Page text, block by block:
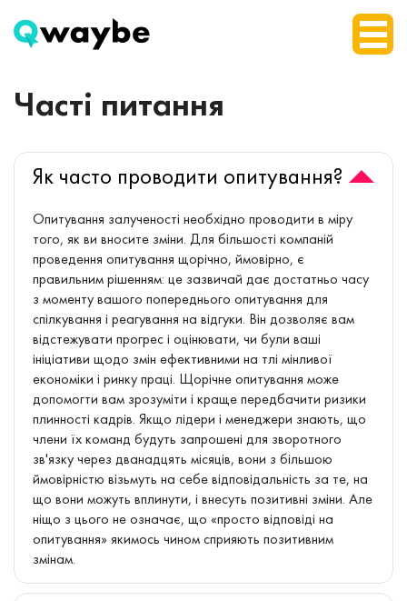
Часті питання
Як часто проводити опитування?
Опитування залученості необхідно проводити в міру
того, як ви вносите зміни. Для більшості компаній
проведення опитування щорічно, ймовірно, є
правильним рішенням: це зазвичай дає достатньо часу
з моменту вашого попереднього опитування для
спілкування і реагування на відгуки. Він дозволяє вам
відстежувати прогрес і оцінювати, чи були ваші
ініціативи щодо змін ефективними на тлі мінливої ​​
економіки і ринку праці. Щорічне опитування може
допомогти вам зрозуміти і краще передбачити ризики
плинності кадрів. Якщо лідери і менеджери знають, що
члени їх команд будуть запрошені для зворотного
зв'язку через дванадцять місяців, вони з більшою
ймовірністю візьмуть на себе відповідальність за те, на
що вони можуть вплинути, і внесуть позитивні зміни. Але
ніщо з цього не означає, що «просто відповіді на
опитування» якимось чином сприяють позитивним
змінам.